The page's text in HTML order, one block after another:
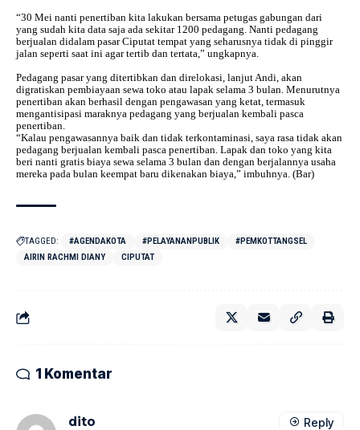
“30 Mei nanti penertiban kita lakukan bersama petugas gabungan dari
yang sudah kita data saja ada sekitar 1200 pedagang. Nanti pedagang
berjualan didalam pasar Ciputat tempat yang seharusnya tidak di pinggir
jalan seperti saat ini agar tertib dan tertata,” ungkapnya.
Pedagang pasar yang ditertibkan dan direlokasi, lanjut Andi, akan
digratiskan pembiayaan sewa toko atau lapak selama 3 bulan. Menurutnya
penertiban akan berhasil dengan pengawasan yang ketat, termasuk
mengantisipasi maraknya pedagang yang berjualan kembali pasca
penertiban.
“Kalau pengawasannya baik dan tidak terkontaminasi, saya rasa tidak akan
pedagang berjualan kembali pasca penertiban. Lapak dan toko yang kita
beri nanti gratis biaya sewa selama 3 bulan dan dengan berjalannya usaha
mereka pada bulan keempat baru dikenakan biaya,” imbuhnya. (Bar)
TAGGED: #AGENDAKOTA #PELAYANANPUBLIK
#PEMKOTTANGSEL
AIRIN RACHMI DIANY
CIPUTAT
1 Komentar
dito Reply